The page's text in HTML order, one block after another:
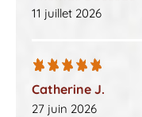
11 juillet 2026
Catherine J.
27 juin 2026